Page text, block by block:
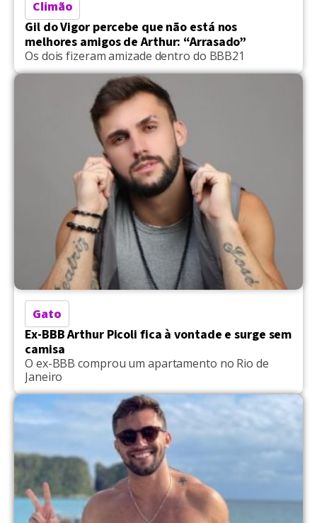
Climão
Gil do Vigor percebe que não está nos
melhores amigos de Arthur: “Arrasado”
Os dois fizeram amizade dentro do BBB21
Gato
Ex-BBB Arthur Picoli fica à vontade e surge sem
camisa
O ex-BBB comprou um apartamento no Rio de
Janeiro